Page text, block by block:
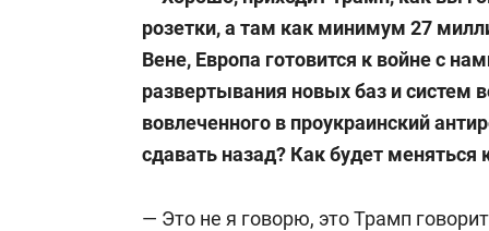
розетки, а там как минимум 27
Вене, Европа готовится к войне с
развертывания новых баз и систем
вовлеченного в проукраинский
сдавать назад? Как будет меняться
— Это не я говорю, это Трамп